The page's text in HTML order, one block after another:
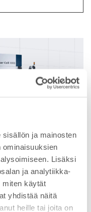
ja mainosten
ominaisuuksien
Lisäksi
ja analytiikka-
miten käytät
yhdistää näitä
heille tai joita on